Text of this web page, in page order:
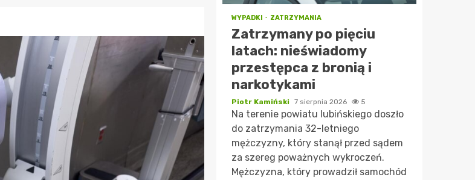
WYPADKI ZATRZYMANIA
Zatrzymany po pięciu
latach: nieświadomy
przestępca z bronią i
narkotykami
Piotr Kamiński 7 sierpnia 2026 5
Na terenie powiatu lubińskiego doszło
do zatrzymania 32-letniego
mężczyzny, który stanął przed sądem
za szereg poważnych wykroczeń.
Mężczyzna, który prowadził samochód